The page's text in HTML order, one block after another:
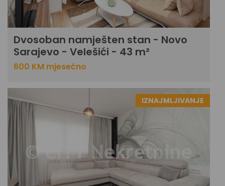
Dvosoban namješten stan - Novo
Sarajevo - Velešići - 43 m²
600 KM mjesečno
IZNAJMLJIVANJE